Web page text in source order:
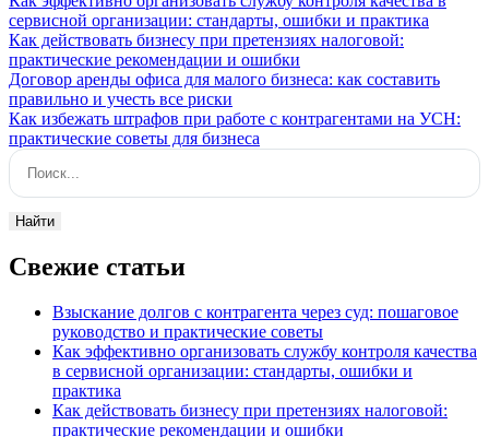
сервисной организации: стандарты, ошибки и практика
Как действовать бизнесу при претензиях налоговой:
практические рекомендации и ошибки
Договор аренды офиса для малого бизнеса: как составить
правильно и учесть все риски
Как избежать штрафов при работе с контрагентами на УСН:
практические советы для бизнеса
Поиск:
Найти
Свежие статьи
Взыскание долгов с контрагента через суд: пошаговое
руководство и практические советы
Как эффективно организовать службу контроля качества
в сервисной организации: стандарты, ошибки и
практика
Как действовать бизнесу при претензиях налоговой:
практические рекомендации и ошибки